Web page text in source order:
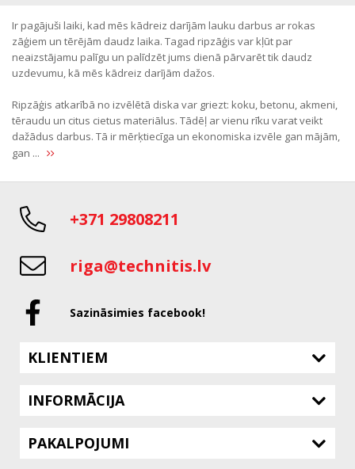
Ir pagājuši laiki, kad mēs kādreiz darījām lauku darbus ar rokas
zāģiem un tērējām daudz laika. Tagad ripzāģis var kļūt par
neaizstājamu palīgu un palīdzēt jums dienā pārvarēt tik daudz
uzdevumu, kā mēs kādreiz darījām dažos.
Ripzāģis atkarībā no izvēlētā diska var griezt: koku, betonu, akmeni,
tēraudu un citus cietus materiālus. Tādēļ ar vienu rīku varat veikt
dažādus darbus. Tā ir mērķtiecīga un ekonomiska izvēle gan mājām,
gan ...
+371 29808211
riga@technitis.lv
Sazināsimies facebook!
KLIENTIEM
INFORMĀCIJA
PAKALPOJUMI